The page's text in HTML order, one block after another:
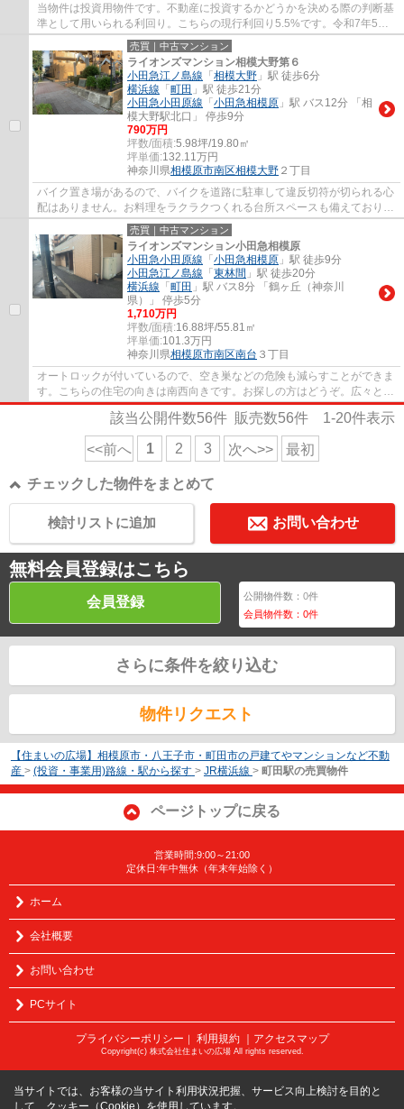
当物件は投資用物件です。不動産に投資するかどうかを決める際の判断基
準として用いられる利回り。こちらの現行利回り5.5%です。令和7年5月
完成、まだまだ新しい築浅物件。
売買｜中古マンション
ライオンズマンション相模大野第６
小田急江ノ島線 「 相模大野 」駅 徒歩6分
横浜線 「 町田 」駅 徒歩21分
小田急小田原線 「 小田急相模原 」駅 バス12分 「相
模大野駅北口」 停歩9分
790万円
坪数/面積:5.98坪/19.80㎡
坪単価:132.11万円
神奈川県相模原市南区相模大野 ２丁目
バイク置き場があるので、バイクを道路に駐車して違反切符が切られる心
配はありません。お料理をラクラクつくれる台所スペースも備えておりま
す。この立地であれば投資用にも適してい...
売買｜中古マンション
ライオンズマンション小田急相模原
小田急小田原線 「 小田急相模原 」駅 徒歩9分
小田急江ノ島線 「 東林間 」駅 徒歩20分
横浜線 「 町田 」駅 バス8分 「鶴ヶ丘（神奈川
県）」 停歩5分
1,710万円
坪数/面積:16.88坪/55.81㎡
坪単価:101.3万円
神奈川県相模原市南区南台 ３丁目
オートロックが付いているので、空き巣などの危険も減らすことができま
す。こちらの住宅の向きは南西向きです。お探しの方はどうぞ。広々とし
たリビングに充実設備のキッチンを備えた3...
該当公開件数56件 販売数56件 1-20件表示
<<前へ 1 2 3 次へ>> 最初
チェックした物件をまとめて
お問い合わせ
検討リストに追加
無料会員登録はこちら
会員登録 公開物件数：0件
会員物件数：0件
さらに条件を絞り込む
物件リクエスト
【住まいの広場】相模原市・八王子市・町田市の戸建てやマンションなど不動
産 > (投資・事業用)路線・駅から探す > JR横浜線 > 町田駅の売買物件
ページトップに戻る
営業時間:9:00～21:00
定休日:年中無休（年末年始除く）
ホーム
会社概要
お問い合わせ
PCサイト
プライバシーポリシー ｜ 利用規約 ｜アクセスマップ
Copyright(c) 株式会社住まいの広場 All rights reserved.
当サイトでは、お客様の当サイト利用状況把握、サービス向上検討を目的と
して、クッキー（Cookie）を使用しています。